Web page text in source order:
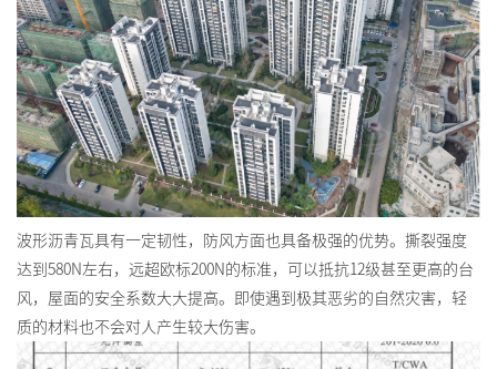
波形沥青瓦具有一定韧性，防风方面也具备极强的优势。撕裂强度
达到580N左右，远超欧标200N的标准，可以抵抗12级甚至更高的台
风，屋面的安全系数大大提高。即使遇到极其恶劣的自然灾害，轻
质的材料也不会对人产生较大伤害。